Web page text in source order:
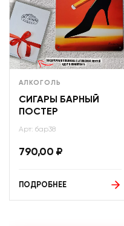
АЛКОГОЛЬ
СИГАРЫ БАРНЫЙ
ПОСТЕР
Арт: бар38
790,00 ₽
ПОДРОБНЕЕ